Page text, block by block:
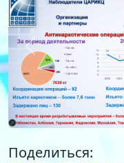
Предыдущий
Поделиться: